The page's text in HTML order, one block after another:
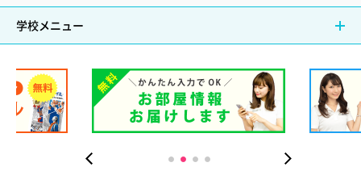
学校メニュー